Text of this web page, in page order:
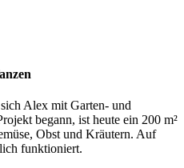
Alex mit Garten- und
begann, ist heute ein 200 m²
Obst und Kräutern. Auf
funktioniert.